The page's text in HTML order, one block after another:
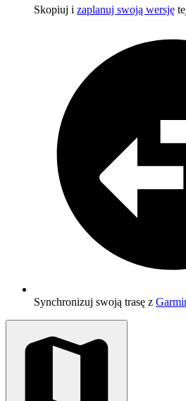
Skopiuj i zaplanuj swoją wersję
Synchronizuj swoją trasę z